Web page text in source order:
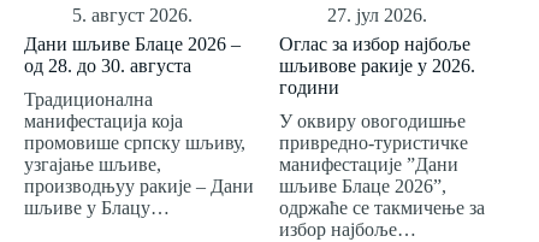
5. август 2026.
Дани шљиве Блаце 2026 –
од 28. до 30. августа
Традиционална
манифестација која
промовише српску шљиву,
узгајање шљиве,
производњуу ракије – Дани
шљиве у Блацу…
27. јул 2026.
Оглас за избор најбоље
шљивове ракије у 2026.
години
У оквиру овогодишње
привредно-туристичке
манифестације ”Дани
шљиве Блаце 2026”,
одржаће се такмичење за
избор најбоље…